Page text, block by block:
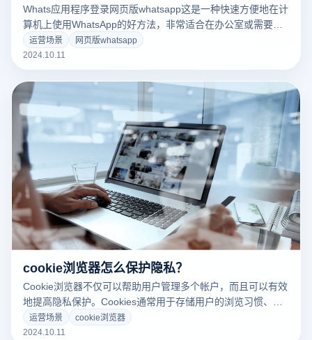
Whats应用程序登录网页版whatsapp这是一种快速方便地在计
算机上使用WhatsApp的好方法，非常适合在办公室或需要同
时处理手机和计算机任务之后。为了登录Whats应用程序的网
页版本，您需要扫描计算机上的二维码，将手机和WhatsApp
Web同步。本文将详细介绍如何一步步完成Whatsapp。 Web
登录，包括必要的设备和操作步骤，帮助您快速使用
Whatsapp在计算机上聊天和管理信息。
运营场景
网页版whatsapp
2024.10.11
cookie浏览器怎么保护隐私？
Cookie浏览器不仅可以帮助用户管理多个帐户，而且可以有效
地提高隐私保护。Cookies通常用于存储用户的浏览习惯、登
录信息和偏好设置，但也可以用于广告定位或数据采集的第三
方追踪器。Cookie浏览器通过对Cookies的严格管理和隔离，
运营场景
cookie浏览器
2024.10.11